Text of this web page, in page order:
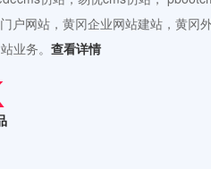
户网站，黄冈企业网站建站，黄冈
业务。 查看详情